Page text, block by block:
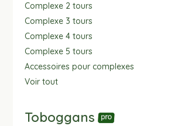
Complexe 2 tours
Complexe 3 tours
Complexe 4 tours
Complexe 5 tours
Accessoires pour complexes
Voir tout
Toboggans